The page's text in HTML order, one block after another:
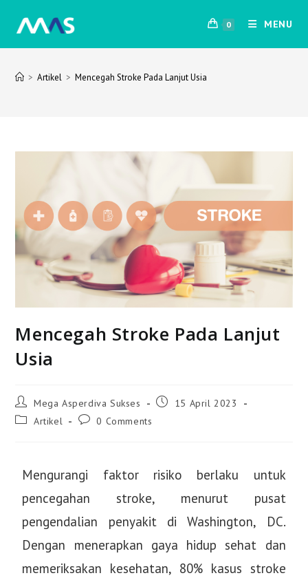
0 MENU
> Artikel > Mencegah Stroke Pada Lanjut Usia
Mencegah Stroke Pada Lanjut
Usia
Mega Asperdiva Sukses
15 April 2023
Artikel
0 Comments
Mengurangi faktor risiko berlaku untuk
pencegahan stroke, menurut pusat
pengendalian penyakit di Washington, DC.
Dengan menerapkan gaya hidup sehat dan
memeriksakan kesehatan, 80% kasus stroke